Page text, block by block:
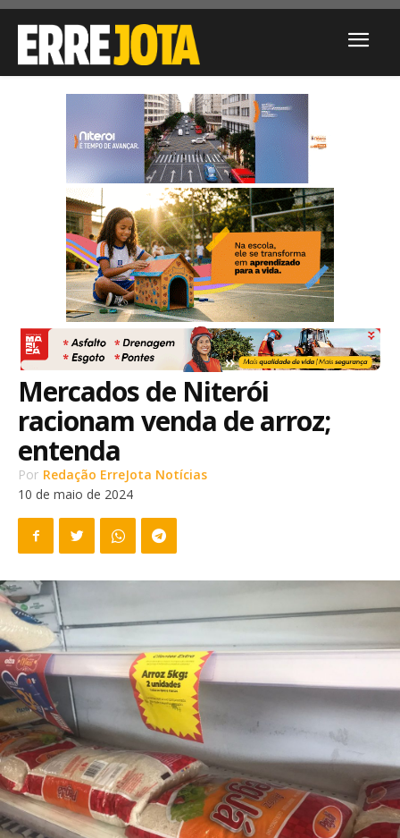
Mercados de Niterói
racionam venda de arroz;
entenda
Por Redação ErreJota Notícias
10 de maio de 2024